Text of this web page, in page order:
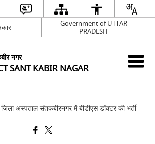
Government of UTTAR
PRADESH
नगर
SANT KABIR NAGAR
जिला अस्पताल संतकबीरनगर में बीडीएस डॉक्टर की भर्ती